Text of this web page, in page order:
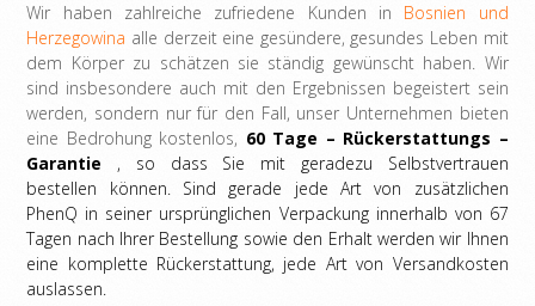
Wir haben zahlreiche zufriedene Kunden in Bosnien und
Herzegowina alle derzeit eine gesündere, gesundes Leben mit
dem Körper zu schätzen sie ständig gewünscht haben. Wir
sind insbesondere auch mit den Ergebnissen begeistert sein
werden, sondern nur für den Fall, unser Unternehmen bieten
eine Bedrohung kostenlos, 60 Tage – Rückerstattungs –
Garantie , so dass Sie mit geradezu Selbstvertrauen
bestellen können. Sind gerade jede Art von zusätzlichen
PhenQ in seiner ursprünglichen Verpackung innerhalb von 67
Tagen nach Ihrer Bestellung sowie den Erhalt werden wir Ihnen
eine komplette Rückerstattung, jede Art von Versandkosten
auslassen.